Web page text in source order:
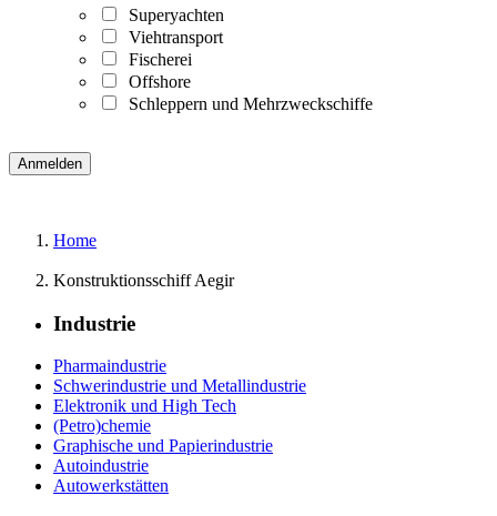
Superyachten
Viehtransport
Fischerei
Offshore
Schleppern und Mehrzweckschiffe
Home
Konstruktionsschiff Aegir
Industrie
Pharmaindustrie
Schwerindustrie und Metallindustrie
Elektronik und High Tech
(Petro)chemie
Graphische und Papierindustrie
Autoindustrie
Autowerkstätten